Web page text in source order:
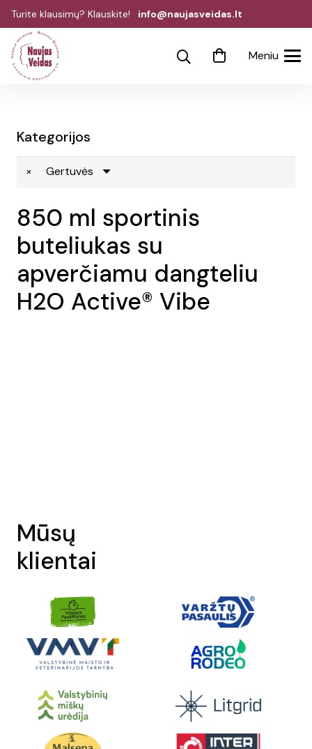
Turite klausimų? Klauskite! info@naujasveidas.lt
Meniu
Kategorijos
× Gertuvės
850 ml sportinis
buteliukas su
apverčiamu dangteliu
H2O Active® Vibe
Mūsų
klientai